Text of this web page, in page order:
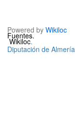
Powered by Wikiloc
Fuentes.
Wikiloc.
Diputación de Almería